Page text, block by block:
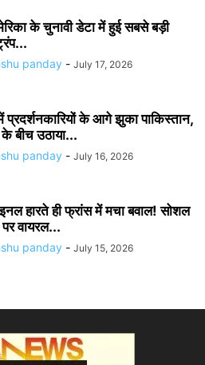
के चुनावी डेटा में हुई सबसे बड़ी
panday - July 17, 2026
प्रदर्शनकारियों के आगे झुका पाकिस्तान,
बीच उठाया...
panday - July 16, 2026
हारते ही फ्रांस में मचा बवाल! सोशल
पर वायरल...
panday - July 15, 2026